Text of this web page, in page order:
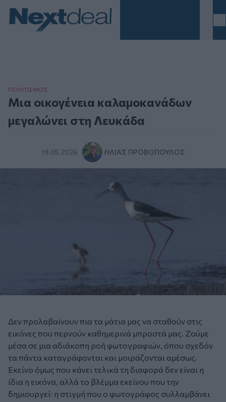
ΠΟΛΙΤΙΣΜΟΣ
Μια οικογένεια καλαμοκανάδων
μεγαλώνει στη Λευκάδα
19.05.2026 ΗΛΊΑΣ ΠΡΟΒΌΠΟΥΛΟΣ
Δεν προλαβαίνουν πια τα μάτια μας να σταθούν στις
εικόνες που περνούν καθημερινά μπροστά μας. Ζούμε
μέσα σε μια αδιάκοπη ροή φωτογραφιών, όπου σχεδόν
τα πάντα καταγράφονται και μοιράζονται αμέσως.
Εκείνο όμως που κάνει τελικά τη διαφορά δεν είναι η
ίδια η εικόνα, αλλά το βλέμμα εκείνου που την
δημιουργεί· η στιγμή που ο φωτογράφος συλλαμβάνει